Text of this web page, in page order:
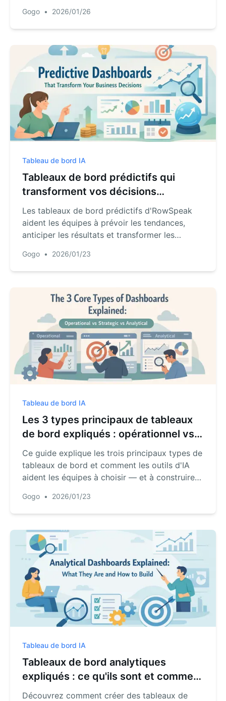
Gogo • 2026/01/26
Tableau de bord IA
Tableaux de bord prédictifs qui
transforment vos décisions
commerciales
Les tableaux de bord prédictifs d'RowSpeak
aident les équipes à prévoir les tendances,
anticiper les résultats et transformer les
exploitables rapidement et facilement.
Gogo • 2026/01/23
Tableau de bord IA
Les 3 types principaux de tableaux
de bord expliqués : opérationnel vs
stratégique vs analytique
Ce guide explique les trois principaux types de
tableaux de bord et comment les outils d'IA
aident les équipes à choisir — et à construire
Gogo • 2026/01/23
Tableau de bord IA
Tableaux de bord analytiques
expliqués : ce qu'ils sont et comment
les construire
Découvrez comment créer des tableaux de